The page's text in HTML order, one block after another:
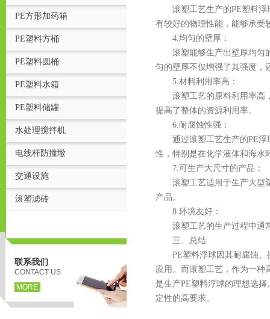
PE方形加药箱
PE塑料方桶
PE塑料圆桶
PE塑料水箱
PE塑料储罐
水处理搅拌机
电线杆防撞墩
交通设施
滚塑滤砖
联系我们
CONTACT US
MORE
滚塑工艺生产的PE塑料浮
有较好的物理性能，能够承受
4.均匀的壁厚：
滚塑能够生产出壁厚均匀的
匀的壁厚不仅增强了其强度，
5.材料利用率高：
滚塑工艺的原料利用率高，
提高了整体的资源利用率。
6.耐腐蚀性强：
通过滚塑工艺生产的PE浮
性，特别是在化学液体和海水
7.可生产大尺寸的产品：
滚塑工艺适用于生产大型塑
产品。
8.环境友好：
滚塑工艺的生产过程中通常
三、总结
PE塑料浮球因其耐腐蚀、
应用。而滚塑工艺，作为一种
是生产PE塑料浮球的理想选
定性的高要求。